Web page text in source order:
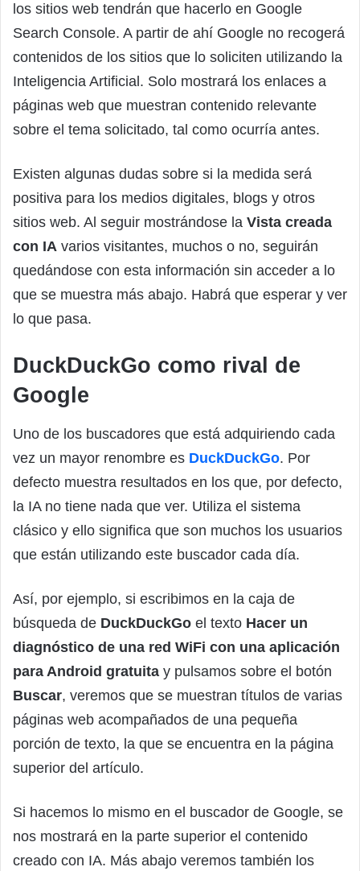
los sitios web tendrán que hacerlo en Google
Search Console. A partir de ahí Google no recogerá
contenidos de los sitios que lo soliciten utilizando la
Inteligencia Artificial. Solo mostrará los enlaces a
páginas web que muestran contenido relevante
sobre el tema solicitado, tal como ocurría antes.
Existen algunas dudas sobre si la medida será
positiva para los medios digitales, blogs y otros
sitios web. Al seguir mostrándose la Vista creada
con IA varios visitantes, muchos o no, seguirán
quedándose con esta información sin acceder a lo
que se muestra más abajo. Habrá que esperar y ver
lo que pasa.
DuckDuckGo como rival de
Google
Uno de los buscadores que está adquiriendo cada
vez un mayor renombre es DuckDuckGo. Por
defecto muestra resultados en los que, por defecto,
la IA no tiene nada que ver. Utiliza el sistema
clásico y ello significa que son muchos los usuarios
que están utilizando este buscador cada día.
Así, por ejemplo, si escribimos en la caja de
búsqueda de DuckDuckGo el texto Hacer un
diagnóstico de una red WiFi con una aplicación
para Android gratuita y pulsamos sobre el botón
Buscar, veremos que se muestran títulos de varias
páginas web acompañados de una pequeña
porción de texto, la que se encuentra en la página
superior del artículo.
Si hacemos lo mismo en el buscador de Google, se
nos mostrará en la parte superior el contenido
creado con IA. Más abajo veremos también los